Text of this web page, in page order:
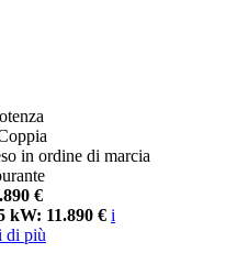
in ordine di marcia
€
kW: 11.890 € i
di più